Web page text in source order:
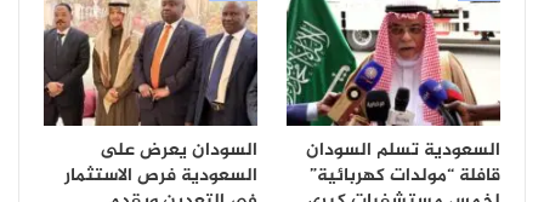
السعودية تسلم السودان
قافلة “مولدات كهربائية”
السودان يعرض على
السعودية فرص الاستثمار